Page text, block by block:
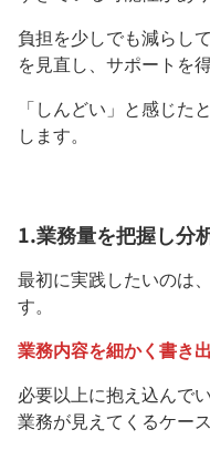
負担を少しでも減らし
を見直し、サポートを
「しんどい」と感じた
します。
1.業務量を把握し分
最初に実践したいのは
す。
業務内容を細かく書き
必要以上に抱え込んで
業務が見えてくるケー